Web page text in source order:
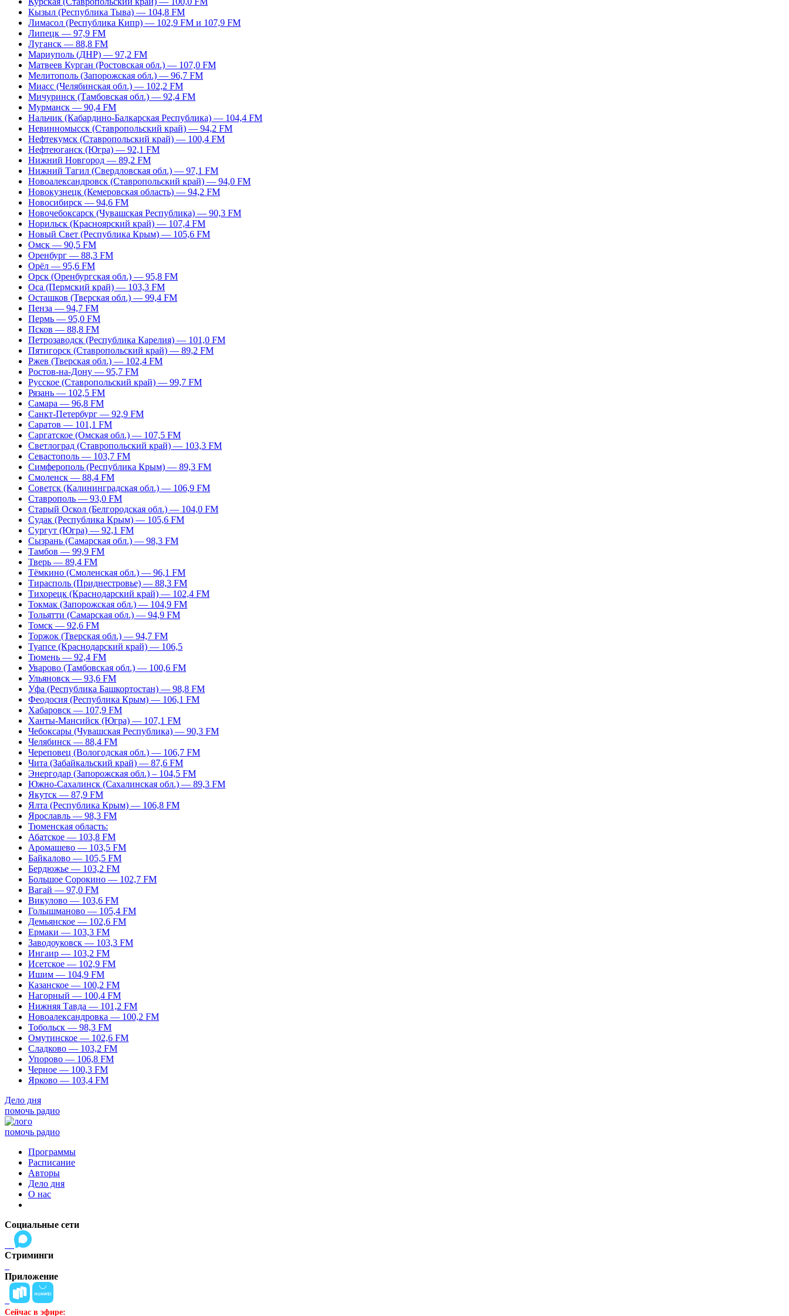
Кызыл (Республика Тыва) — 104,8 FM
Лимасол (Республика Кипр) — 102,9 FM и 107,9 FM
Липецк — 97,9 FM
Луганск — 88,8 FM
Мариуполь (ДНР) — 97,2 FM
Матвеев Курган (Ростовская обл.) — 107,0 FM
Мелитополь (Запорожская обл.) — 96,7 FM
Миасс (Челябинская обл.) — 102,2 FM
Мичуринск (Тамбовская обл.) — 92,4 FM
Мурманск — 90,4 FM
Нальчик (Кабардино-Балкарская Республика) — 104,4 FM
Невинномысск (Ставропольский край) — 94,2 FM
Нефтекумск (Ставропольский край) — 100,4 FM
Нефтеюганск (Югра) — 92,1 FM
Нижний Новгород — 89,2 FM
Нижний Тагил (Свердловская обл.) — 97,1 FM
Новоалександровск (Ставропольский край) — 94,0 FM
Новокузнецк (Кемеровская область) — 94,2 FM
Новосибирск — 94,6 FM
Новочебоксарск (Чувашская Республика) — 90,3 FM
Норильск (Красноярский край) — 107,4 FM
Новый Свет (Республика Крым) — 105,6 FM
Омск — 90,5 FM
Оренбург — 88,3 FM
Орёл — 95,6 FM
Орск (Оренбургская обл.) — 95,8 FM
Оса (Пермский край) — 103,3 FM
Осташков (Тверская обл.) — 99,4 FM
Пенза — 94,7 FM
Пермь — 95,0 FM
Псков — 88,8 FM
Петрозаводск (Республика Карелия) — 101,0 FM
Пятигорск (Ставропольский край) — 89,2 FM
Ржев (Тверская обл.) — 102,4 FM
Ростов-на-Дону — 95,7 FM
Русское (Ставропольский край) — 99,7 FM
Рязань — 102,5 FM
Самара — 96,8 FM
Санкт-Петербург — 92,9 FM
Саратов — 101,1 FM
Саргатское (Омская обл.) — 107,5 FM
Светлоград (Ставропольский край) — 103,3 FM
Севастополь — 103,7 FM
Симферополь (Республика Крым) — 89,3 FM
Смоленск — 88,4 FM
Советск (Калининградская обл.) — 106,9 FM
Ставрополь — 93,0 FM
Старый Оскол (Белгородская обл.) — 104,0 FM
Судак (Республика Крым) — 105,6 FM
Сургут (Югра) — 92,1 FM
Сызрань (Самарская обл.) — 98,3 FM
Тамбов — 99,9 FM
Тверь — 89,4 FM
Тёмкино (Смоленская обл.) — 96,1 FM
Тирасполь (Приднестровье) — 88,3 FM
Тихорецк (Краснодарский край) — 102,4 FM
Токмак (Запорожская обл.) — 104,9 FM
Тольятти (Самарская обл.) — 94,9 FM
Томск — 92,6 FM
Торжок (Тверская обл.) — 94,7 FM
Туапсе (Краснодарский край) — 106,5
Тюмень — 92,4 FM
Уварово (Тамбовская обл.) — 100,6 FM
Ульяновск — 93,6 FM
Уфа (Республика Башкортостан) — 98,8 FM
Феодосия (Республика Крым) — 106,1 FM
Хабаровск — 107,9 FM
Ханты-Мансийск (Югра) — 107,1 FM
Чебоксары (Чувашская Республика) — 90,3 FM
Челябинск — 88,4 FM
Череповец (Вологодская обл.) — 106,7 FM
Чита (Забайкальский край) — 87,6 FM
Энергодар (Запорожская обл.) – 104,5 FM
Южно-Сахалинск (Сахалинская обл.) — 89,3 FM
Якутск — 87,9 FM
Ялта (Республика Крым) — 106,8 FM
Ярославль — 98,3 FM
Тюменская область:
Абатское — 103,8 FM
Аромашево — 103,5 FM
Байкалово — 105,5 FM
Бердюжье — 103,2 FM
Большое Сорокино — 102,7 FM
Вагай — 97,0 FM
Викулово — 103,6 FM
Голышманово — 105,4 FM
Демьянское — 102,6 FM
Ермаки — 103,3 FM
Заводоуковск — 103,3 FM
Ингаир — 103,2 FM
Исетское — 102,9 FM
Ишим — 104,9 FM
Казанское — 100,2 FM
Нагорный — 100,4 FM
Нижняя Тавда — 101,2 FM
Новоалександровка — 100,2 FM
Тобольск — 98,3 FM
Омутинское — 102,6 FM
Сладково — 103,2 FM
Упорово — 106,8 FM
Черное — 100,3 FM
Ярково — 103,4 FM
Дело дня
помочь радио
помочь радио
Программы
Расписание
Авторы
Дело дня
О нас
Социальные сети
Стриминги
Приложение
Сейчас в эфире: